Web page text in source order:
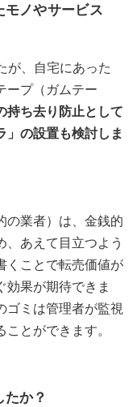
モノやサービス
が、自宅にあった
ープ（ガムテー
持ち去り防止として
」の設置も検討しま
の業者）は、金銭的
、あえて目立つよう
くことで転売価値が
効果が期待できま
ゴミは管理者が監視
とができます。
か？